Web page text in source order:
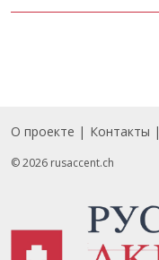
Footer
О проекте Контакты
© 2026 rusaccent.ch